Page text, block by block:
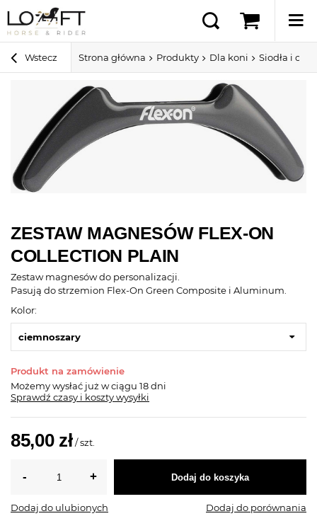
Wstecz Strona główna Produkty Dla koni Siodła i
ZESTAW MAGNESÓW FLEX-ON
COLLECTION PLAIN
Zestaw magnesów do personalizacji.
Pasują do strzemion Flex-On Green Composite i Aluminum.
Kolor:
ciemnoszary
Produkt na zamówienie
Możemy wysłać już w ciągu 18 dni
Sprawdź czasy i koszty wysyłki
85,00 zł /szt.
Dodaj do koszyka
Dodaj do ulubionych Dodaj do porównania